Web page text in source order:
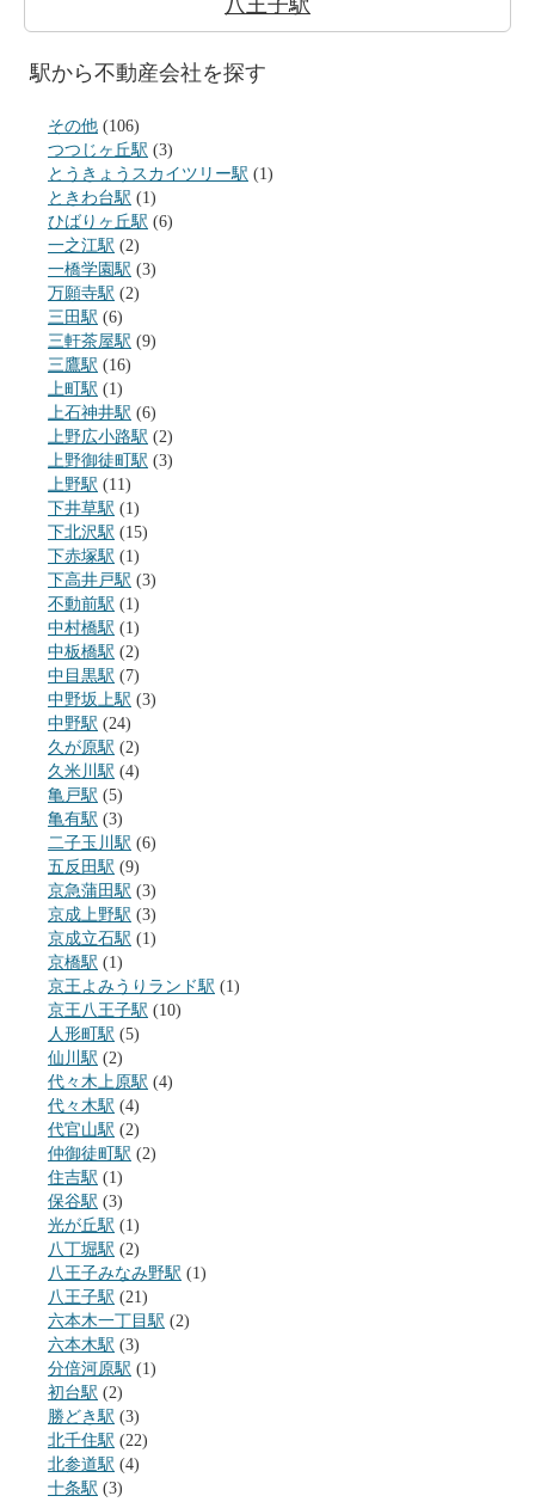
八王子駅
駅から不動産会社を探す
その他 (106)
つつじヶ丘駅 (3)
とうきょうスカイツリー駅 (1)
ときわ台駅 (1)
ひばりヶ丘駅 (6)
一之江駅 (2)
一橋学園駅 (3)
万願寺駅 (2)
三田駅 (6)
三軒茶屋駅 (9)
三鷹駅 (16)
上町駅 (1)
上石神井駅 (6)
上野広小路駅 (2)
上野御徒町駅 (3)
上野駅 (11)
下井草駅 (1)
下北沢駅 (15)
下赤塚駅 (1)
下高井戸駅 (3)
不動前駅 (1)
中村橋駅 (1)
中板橋駅 (2)
中目黒駅 (7)
中野坂上駅 (3)
中野駅 (24)
久が原駅 (2)
久米川駅 (4)
亀戸駅 (5)
亀有駅 (3)
二子玉川駅 (6)
五反田駅 (9)
京急蒲田駅 (3)
京成上野駅 (3)
京成立石駅 (1)
京橋駅 (1)
京王よみうりランド駅 (1)
京王八王子駅 (10)
人形町駅 (5)
仙川駅 (2)
代々木上原駅 (4)
代々木駅 (4)
代官山駅 (2)
仲御徒町駅 (2)
住吉駅 (1)
保谷駅 (3)
光が丘駅 (1)
八丁堀駅 (2)
八王子みなみ野駅 (1)
八王子駅 (21)
六本木一丁目駅 (2)
六本木駅 (3)
分倍河原駅 (1)
初台駅 (2)
勝どき駅 (3)
北千住駅 (22)
北参道駅 (4)
十条駅 (3)